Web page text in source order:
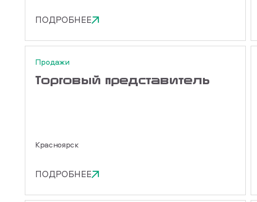
ПОДРОБНЕЕ
Продажи
Торговый представитель
Красноярск
ПОДРОБНЕЕ